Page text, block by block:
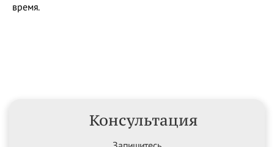
время.
Консультация